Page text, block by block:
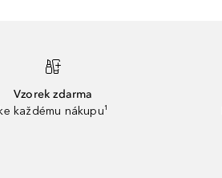
Vzorek zdarma
ke každému nákupu¹